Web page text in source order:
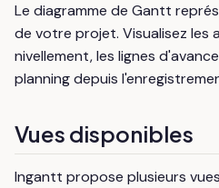
Le diagramme de Gantt
de votre projet. Visualisez les
nivellement, les lignes
planning depuis
Vues disponibles
Ingantt propose plusieurs